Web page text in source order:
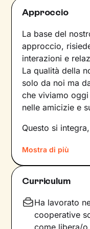
Approccio
La base del
approccio,
interazioni e
La qualità della
solo da noi ma
che viviamo
nelle amicizie e
Questo si
influire sulle
comportamenti
modo in cui
noi, con la
Sul ponte che si
Mostra di più
Curriculum
Ha lavorato
cooperative
come libera/